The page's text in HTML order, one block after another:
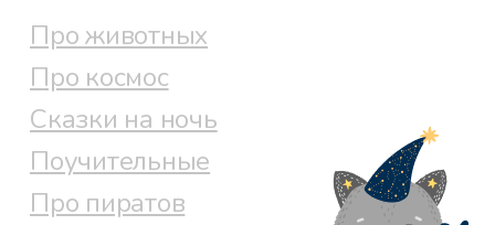
Про животных
Про космос
Сказки на ночь
Поучительные
Про пиратов